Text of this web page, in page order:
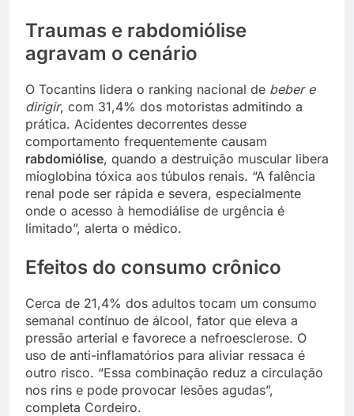
Traumas e rabdomiólise
agravam o cenário
O Tocantins lidera o ranking nacional de beber e
dirigir, com 31,4% dos motoristas admitindo a
prática. Acidentes decorrentes desse
comportamento frequentemente causam
rabdomiólise, quando a destruição muscular libera
mioglobina tóxica aos túbulos renais. “A falência
renal pode ser rápida e severa, especialmente
onde o acesso à hemodiálise de urgência é
limitado”, alerta o médico.
Efeitos do consumo crônico
Cerca de 21,4% dos adultos tocam um consumo
semanal contínuo de álcool, fator que eleva a
pressão arterial e favorece a nefroesclerose. O
uso de anti-inflamatórios para aliviar ressaca é
outro risco. “Essa combinação reduz a circulação
nos rins e pode provocar lesões agudas”,
completa Cordeiro.